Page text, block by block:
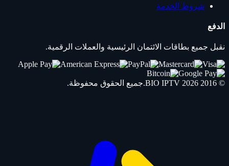
شروط الخدمة
الدفع
نقبل جميع بطاقات الائتمان الرئيسية والعملات الرقمية.
© 2016 2026
BIO IPTV .جميع الحقوق محفوظة.